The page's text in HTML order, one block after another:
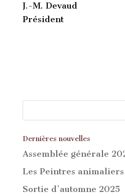
J.-M. Devaud
Président
Dernières nouvelles
Assemblée générale
Les Peintres animaliers
Sortie d’automne 2025